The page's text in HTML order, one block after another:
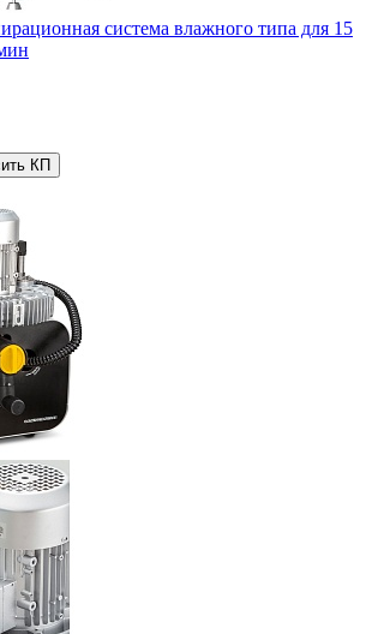
система влажного типа для 15
КП